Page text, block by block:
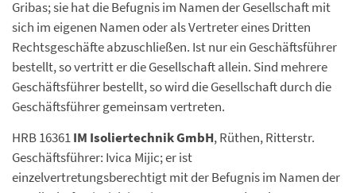
Gribas; sie hat die Befugnis im Namen der Gesellschaft mit
sich im eigenen Namen oder als Vertreter eines Dritten
Rechtsgeschäfte abzuschließen. Ist nur ein Geschäftsführer
bestellt, so vertritt er die Gesellschaft allein. Sind mehrere
Geschäftsführer bestellt, so wird die Gesellschaft durch die
Geschäftsführer gemeinsam vertreten.
HRB 16361IM Isoliertechnik GmbH, Rüthen, Ritterstr.
Geschäftsführer: Ivica Mijic; er ist
einzelvertretungsberechtigt mit der Befugnis im Namen der